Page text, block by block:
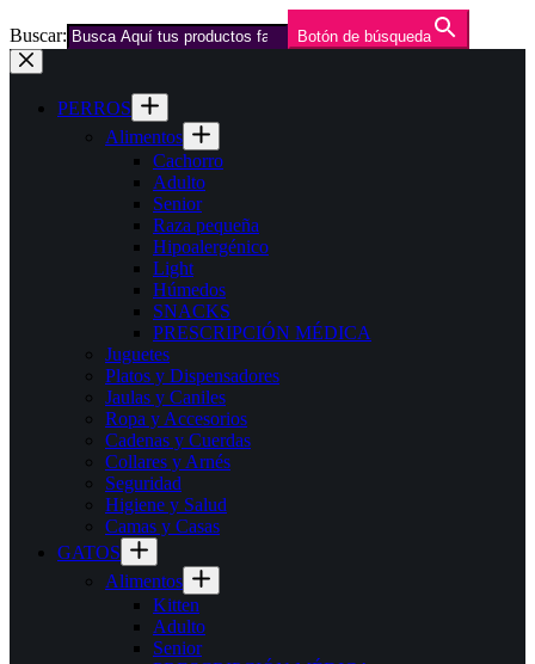
Buscar: Botón de búsqueda
Saltar
al
contenidoPERROS
Alimentos
Cachorro
Adulto
Senior
Raza pequeña
Hipoalergénico
Light
Húmedos
SNACKS
PRESCRIPCIÓN MÉDICA
Juguetes
Platos y Dispensadores
Jaulas y Caniles
Ropa y Accesorios
Cadenas y Cuerdas
Collares y Arnés
Seguridad
Higiene y Salud
Camas y Casas
GATOS
Alimentos
Kitten
Adulto
Senior